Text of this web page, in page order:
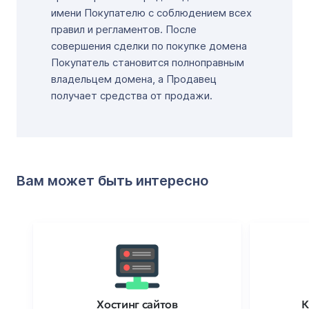
имени Покупателю с соблюдением всех
правил и регламентов. После
совершения сделки по покупке домена
Покупатель становится полноправным
владельцем домена, а Продавец
получает средства от продажи.
Вам может быть интересно
Хостинг сайтов